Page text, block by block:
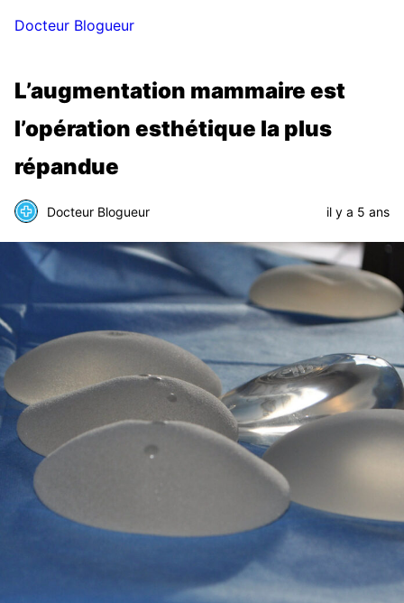
Docteur Blogueur
L’augmentation mammaire est
l’opération esthétique la plus
répandue
Docteur Blogueur il y a 5 ans